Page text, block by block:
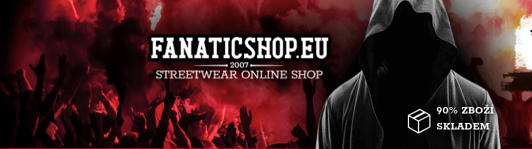
90% ZBOŽÍ
SKLADEM